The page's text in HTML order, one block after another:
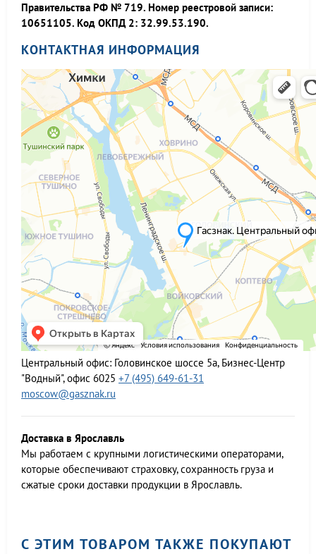
Правительства РФ № 719. Номер реестровой записи:
10651105. Код ОКПД 2: 32.99.53.190.
КОНТАКТНАЯ ИНФОРМАЦИЯ
Центральный офис: Головинское шоссе 5а, Бизнес-Центр
"Водный", офис 6025 +7 (495) 649-61-31
moscow@gasznak.ru
Доставка в Ярославль
Мы работаем c крупными логистическими операторами,
которые обеспечивают страховку, сохранность груза и
сжатые сроки доставки продукции в Ярославль.
С ЭТИМ ТОВАРОМ ТАКЖЕ ПОКУПАЮТ